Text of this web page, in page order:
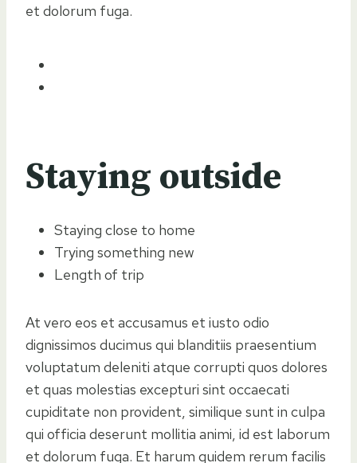
et dolorum fuga.
Staying outside
Staying close to home
Trying something new
Length of trip
At vero eos et accusamus et iusto odio
dignissimos ducimus qui blanditiis praesentium
voluptatum deleniti atque corrupti quos dolores
et quas molestias excepturi sint occaecati
cupiditate non provident, similique sunt in culpa
qui officia deserunt mollitia animi, id est laborum
et dolorum fuga. Et harum quidem rerum facilis